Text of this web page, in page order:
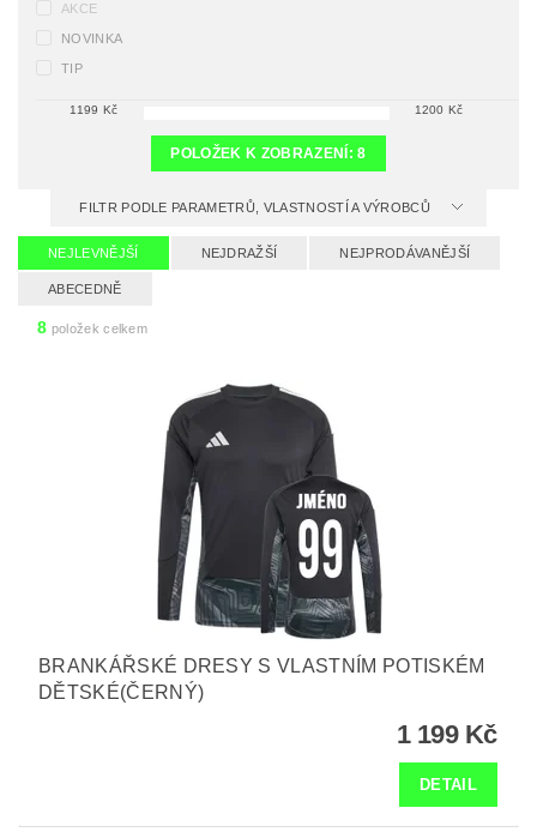
AKCE
NOVINKA
TIP
1199 Kč 1200 Kč
POLOŽEK K ZOBRAZENÍ:8
FILTR PODLE PARAMETRŮ, VLASTNOSTÍ A VÝROBCŮ
NEJLEVNĚJŠÍ NEJDRAŽŠÍ NEJPRODÁVANĚJŠÍ
ABECEDNĚ
8 položek celkem
BRANKÁŘSKÉ DRESY S VLASTNÍM POTISKÉM
DĚTSKÉ(ČERNÝ)
1 199 Kč
DETAIL